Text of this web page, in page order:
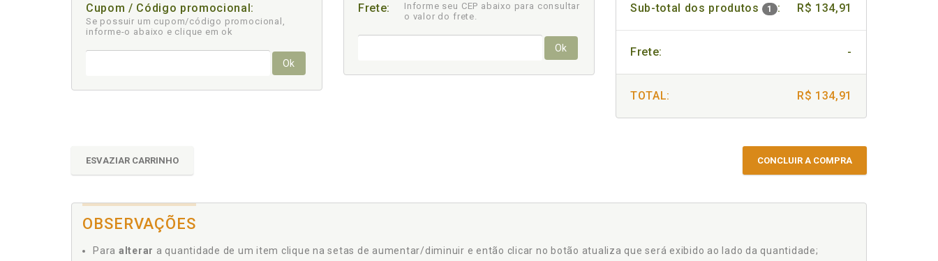
Cupom / Código promocional:
Se possuir um cupom/código promocional,
informe-o abaixo e clique em ok
Ok
Frete:
Informe seu CEP abaixo para consultar
o valor do frete.
Ok
Sub-total dos produtos 1 : R$ 134,91
Frete: -
TOTAL: R$ 134,91
ESVAZIAR CARRINHO CONCLUIR A COMPRA
OBSERVAÇÕES
Para alterar a quantidade de um item clique na setas de aumentar/diminuir e então clicar no botão atualiza que será exibido ao lado da quantidade;